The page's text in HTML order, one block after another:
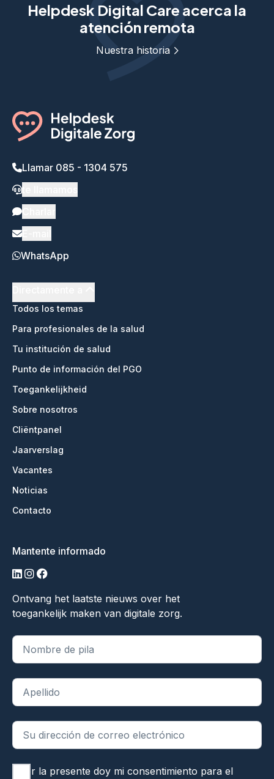
Helpdesk Digital Care acerca la
atención remota
Nuestra historia
Llamar 085 - 1304 575
WhatsApp
Todos los temas
Para profesionales de la salud
Tu institución de salud
Punto de información del PGO
Toegankelijkheid
Sobre nosotros
Cliëntpanel
Jaarverslag
Vacantes
Noticias
Contacto
Mantente informado
linkedin
instagram
facebook
Ontvang het laatste nieuws over het
toegankelijk maken van digitale zorg.
"*" indica campos obligatorios
Por la presente doy mi consentimiento para el